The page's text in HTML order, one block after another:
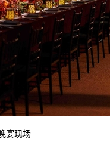
宴现场